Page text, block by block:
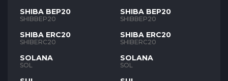
SHIBA BEP20
SHIBBEP20
SHIBA ERC20
SHIBERC20
SOLANA
SOL
SHIBA BEP20
SHIBBEP20
SHIBA ERC20
SHIBERC20
SOLANA
SOL